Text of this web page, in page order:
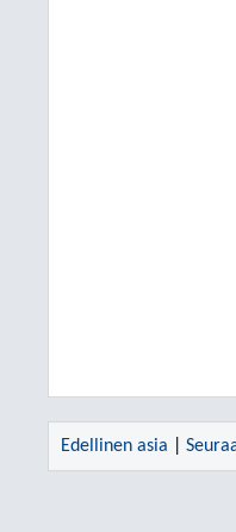
Edellinen asia